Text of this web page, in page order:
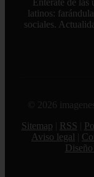
Entérate de las
latinos:
sociales.
© 2026
Sitemap
RSS
Aviso legal